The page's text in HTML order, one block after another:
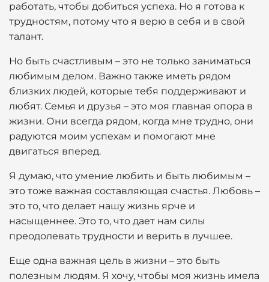
работать, чтобы добиться успеха. Но я готова к
трудностям, потому что я верю в себя и в свой
талант.
Но быть счастливым – это не только заниматься
любимым делом. Важно также иметь рядом
близких людей, которые тебя поддерживают и
любят. Семья и друзья – это моя главная опора в
жизни. Они всегда рядом, когда мне трудно, они
радуются моим успехам и помогают мне
двигаться вперед.
Я думаю, что умение любить и быть любимым –
это тоже важная составляющая счастья. Любовь –
это то, что делает нашу жизнь ярче и
насыщеннее. Это то, что дает нам силы
преодолевать трудности и верить в лучшее.
Еще одна важная цель в жизни – это быть
полезным людям. Я хочу, чтобы моя жизнь имела